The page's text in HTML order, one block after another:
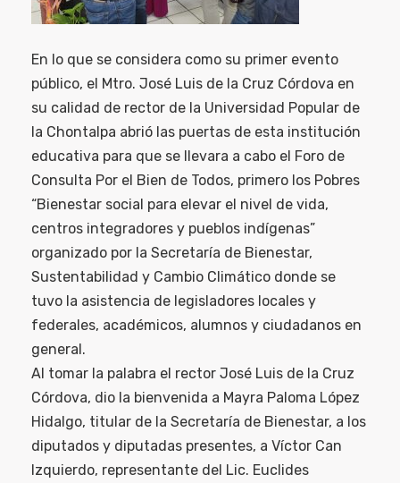
En lo que se considera como su primer evento
público, el Mtro. José Luis de la Cruz Córdova en
su calidad de rector de la Universidad Popular de
la Chontalpa abrió las puertas de esta institución
educativa para que se llevara a cabo el Foro de
Consulta Por el Bien de Todos, primero los Pobres
“Bienestar social para elevar el nivel de vida,
centros integradores y pueblos indígenas”
organizado por la Secretaría de Bienestar,
Sustentabilidad y Cambio Climático donde se
tuvo la asistencia de legisladores locales y
federales, académicos, alumnos y ciudadanos en
general.
Al tomar la palabra el rector José Luis de la Cruz
Córdova, dio la bienvenida a Mayra Paloma López
Hidalgo, titular de la Secretaría de Bienestar, a los
diputados y diputadas presentes, a Víctor Can
Izquierdo, representante del Lic. Euclides